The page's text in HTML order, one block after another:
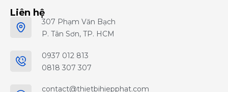
Liên hệ
307 Phạm Văn Bạch
P. Tân Sơn, TP. HCM
0937 012 813
0818 307 307
contact@thietbihiepphat.com